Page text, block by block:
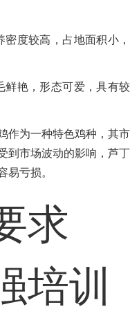
度较高，占地面积小，
鲜艳，形态可爱，具有较
作为一种特色鸡种，其市
到市场波动的影响，芦丁
易亏损。
求
培训